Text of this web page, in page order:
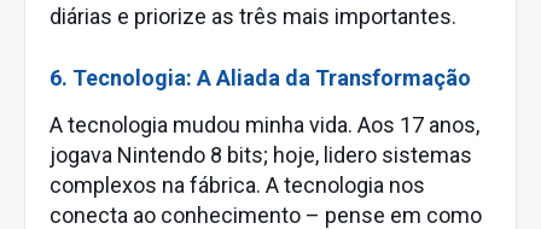
diárias e priorize as três mais importantes.
6. Tecnologia: A Aliada da Transformação
A tecnologia mudou minha vida. Aos 17 anos,
jogava Nintendo 8 bits; hoje, lidero sistemas
complexos na fábrica. A tecnologia nos
conecta ao conhecimento – pense em como